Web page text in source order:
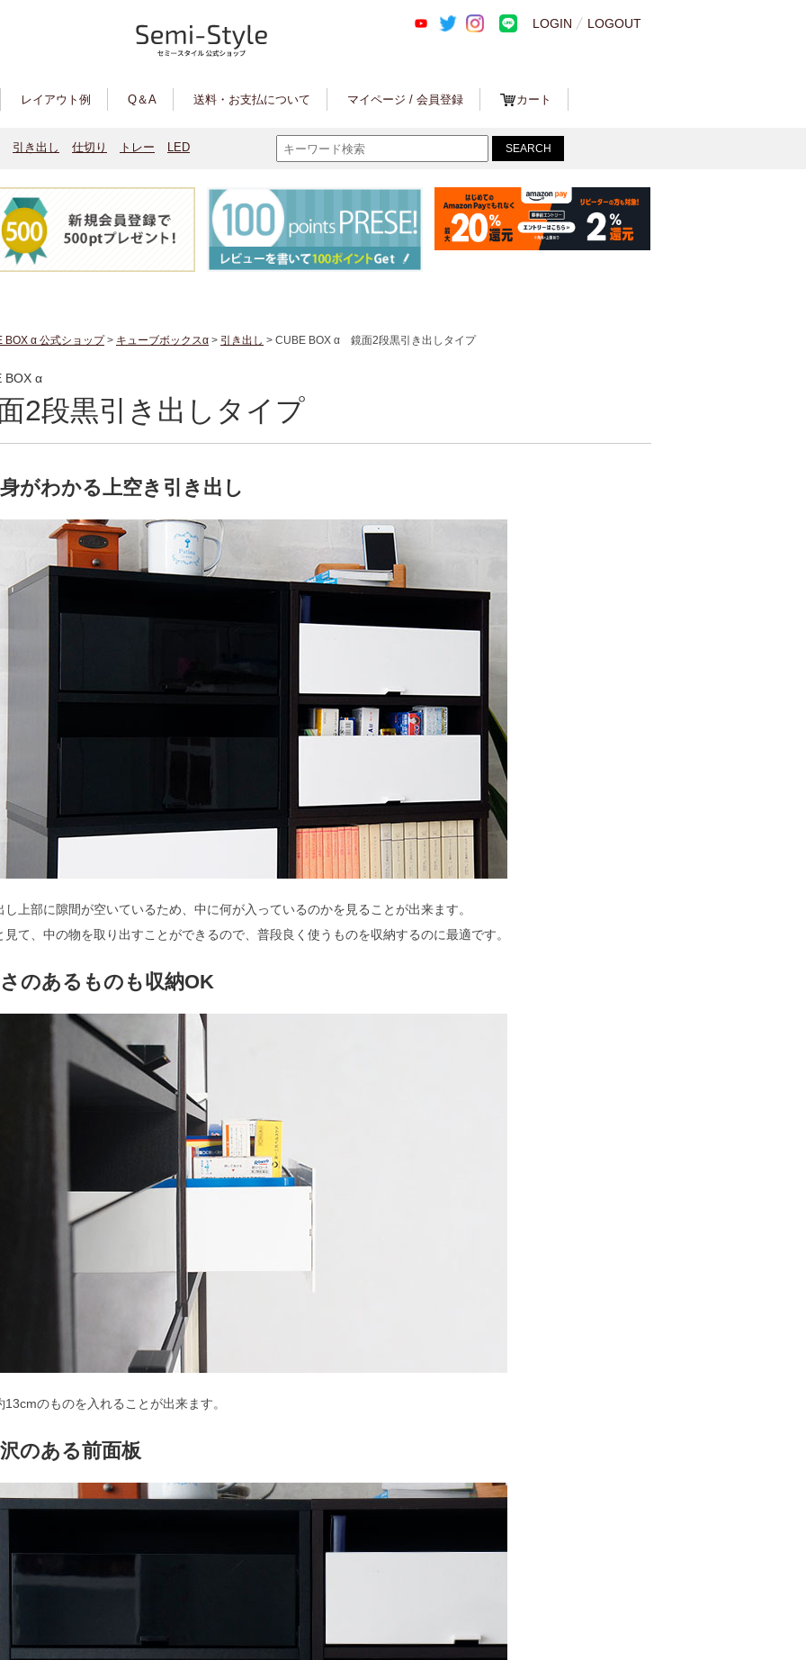
LOGIN LOGOUT
レイアウト例 Q＆A 送料・お支払について マイページ / 会員登録 カート
引き出し 仕切り トレー LED
BOX α 公式ショップ> キューブボックスα > 引き出し > CUBE BOX α 鏡面2段黒引き出しタイプ
BOX α
2段黒引き出しタイプ
がわかる上空き引き出し
し上部に隙間が空いているため、中に何が入っているのかを見ることが出来ます。
見て、中の物を取り出すことができるので、普段良く使うものを収納するのに最適です。
のあるものも収納OK
13cmのものを入れることが出来ます。
のある前面板